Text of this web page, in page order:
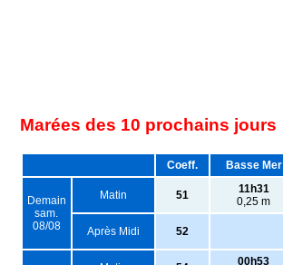
Marées des 10 prochains jours
Coeff. Basse Mer
Demain
sam.
08/08
Matin 51
11h31
0,25 m
Après Midi 52
00h53